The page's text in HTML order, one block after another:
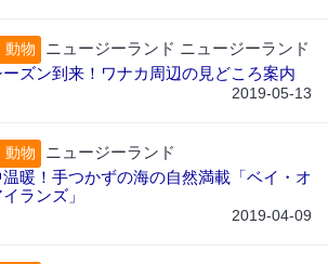
動物
ニュージーランド ニュージーランド
ズン到来！ワナカ周辺の見どころ案内
2019-05-13
動物
ニュージーランド
暖！手つかずの海の自然満載「ベイ・オ
ランズ」
2019-04-09